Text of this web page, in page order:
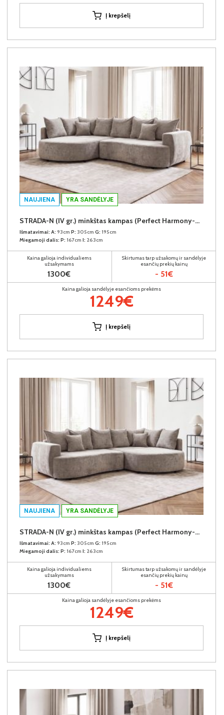
Į krepšelį
NAUJIENA YRA SANDĖLYJE
STRADA-N (IV gr.) minkštas kampas (Perfect Harmony-04) K
Išmatavimai: A: 93cm P: 305cm G: 195cm
Miegamoji dalis: P: 167cm I: 263cm
Kaina galioja individualiems
užsakymams
1300€
Skirtumas tarp užsakomų ir sandėlyje
esančių prekių kainų
- 51€
Kaina galioja sandėlyje esančioms prekėms
1249€
Į krepšelį
NAUJIENA YRA SANDĖLYJE
STRADA-N (IV gr.) minkštas kampas (Perfect Harmony-04) D
Išmatavimai: A: 93cm P: 305cm G: 195cm
Miegamoji dalis: P: 167cm I: 263cm
Kaina galioja individualiems
užsakymams
1300€
Skirtumas tarp užsakomų ir sandėlyje
esančių prekių kainų
- 51€
Kaina galioja sandėlyje esančioms prekėms
1249€
Į krepšelį